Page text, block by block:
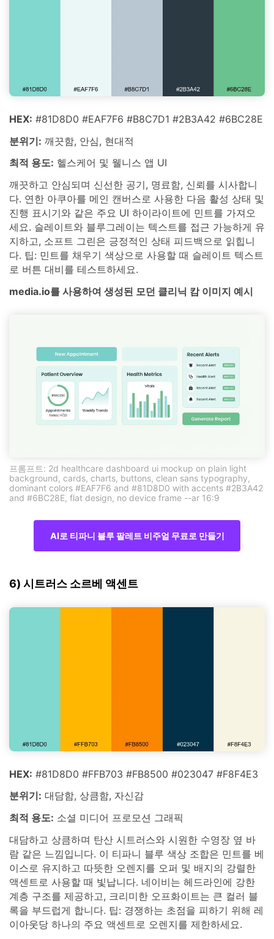
HEX: #81D8D0 #EAF7F6 #B8C7D1 #2B3A42 #6BC28E
분위기: 깨끗함, 안심, 현대적
최적 용도: 헬스케어 및 웰니스 앱 UI
깨끗하고 안심되며 신선한 공기, 명료함, 신뢰를 시사합니
다. 연한 아쿠아를 메인 캔버스로 사용한 다음 활성 상태 및
진행 표시기와 같은 주요 UI 하이라이트에 민트를 가져오
세요. 슬레이트와 블루그레이는 텍스트를 접근 가능하게 유
지하고, 소프트 그린은 긍정적인 상태 피드백으로 읽힙니
다. 팁: 민트를 채우기 색상으로 사용할 때 슬레이트 텍스트
로 버튼 대비를 테스트하세요.
media.io를 사용하여 생성된 모던 클리닉 캄 이미지 예시
프롬프트: 2d healthcare dashboard ui mockup on plain light
background, cards, charts, buttons, clean sans typography,
dominant colors #EAF7F6 and #81D8D0 with accents #2B3A42
and #6BC28E, flat design, no device frame --ar 16:9
AI로 티파니 블루 팔레트 비주얼 무료로 만들기
6) 시트러스 소르베 액센트
HEX: #81D8D0 #FFB703 #FB8500 #023047 #F8F4E3
분위기: 대담함, 상큼함, 자신감
최적 용도: 소셜 미디어 프로모션 그래픽
대담하고 상큼하며 탄산 시트러스와 시원한 수영장 옆 바
람 같은 느낌입니다. 이 티파니 블루 색상 조합은 민트를 베
이스로 유지하고 따뜻한 오렌지를 오퍼 및 배지의 강렬한
액센트로 사용할 때 빛납니다. 네이비는 헤드라인에 강한
계층 구조를 제공하고, 크리미한 오프화이트는 큰 컬러 블
록을 부드럽게 합니다. 팁: 경쟁하는 초점을 피하기 위해 레
이아웃당 하나의 주요 액센트로 오렌지를 제한하세요.